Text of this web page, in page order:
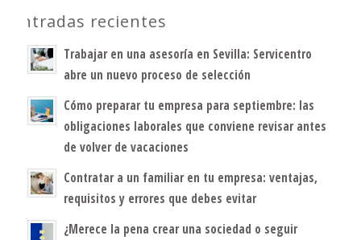
Entradas recientes
Trabajar en una asesoría en Sevilla: Servicentro
abre un nuevo proceso de selección
Cómo preparar tu empresa para septiembre: las
obligaciones laborales que conviene revisar antes
de volver de vacaciones
Contratar a un familiar en tu empresa: ventajas,
requisitos y errores que debes evitar
¿Merece la pena crear una sociedad o seguir